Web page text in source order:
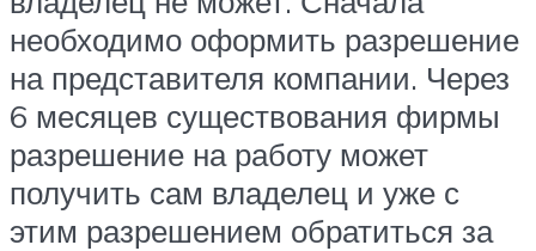
необходимо оформить разрешение
на представителя компании. Через
6 месяцев существования фирмы
разрешение на работу может
получить сам владелец и уже с
этим разрешением обратиться за